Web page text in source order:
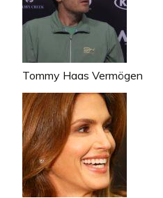
Tommy Haas Vermögen